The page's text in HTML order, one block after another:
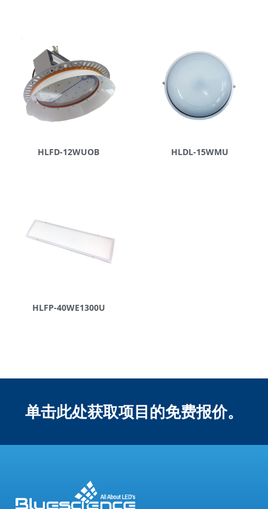
HLFD-12WUOB HLDL-15WMU
HLFP-40WE1300U
单击此处获取项目的免费报价。